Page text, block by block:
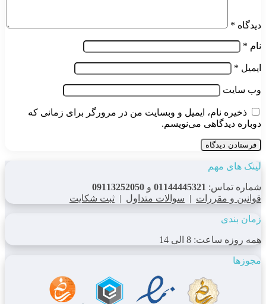
دیدگاه *
نام *
ایمیل *
وب‌ سایت
ذخیره نام، ایمیل و وبسایت من در مرورگر برای زمانی که
دوباره دیدگاهی می‌نویسم.
لینک های مهم
شماره تماس: 01144445321 و 09113252050
قوانین و مقررات | سوالات متداول | ثبت شکایت
زمان بندی
همه روزه ساعت: 8 الی 14
مجوزها